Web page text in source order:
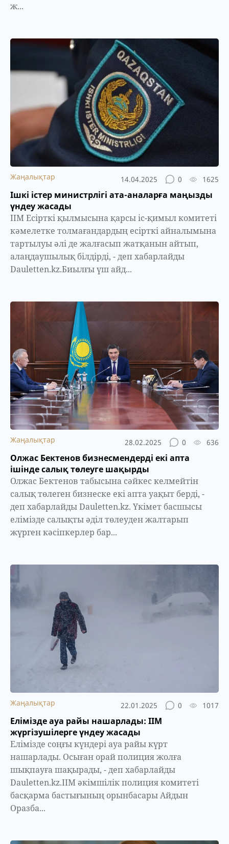
ж...
Жаңалықтар 14.04.2025 0 1625
Ішкі істер министрлігі ата-аналарға маңызды
үндеу жасады
ІІМ Есірткі қылмысына қарсы іс-қимыл комитеті
кәмелетке толмағандардың есірткі айналымына
тартылуы әлі де жалғасып жатқанын айтып,
алаңдаушылық білдірді, - деп хабарлайды
Dauletten.kz.Биылғы үш айд...
Жаңалықтар 28.02.2025 0 636
Олжас Бектенов бизнесмендерді екі апта
ішінде салық төлеуге шақырды
Олжас Бектенов табысына сәйкес келмейтін
салық төлеген бизнеске екі апта уақыт берді, -
деп хабарлайды Dauletten.kz. Үкімет басшысы
елімізде салықты әділ төлеуден жалтарып
жүрген кәсіпкерлер бар...
Жаңалықтар 22.01.2025 0 1017
Елімізде ауа райы нашарлады: ІІМ
жүргізушілерге үндеу жасады
Елімізде соңғы күндері ауа райы күрт
нашарлады. Осыған орай полиция жолға
шықпауға шақырады, - деп хабарлайды
Dauletten.kz.ІІМ әкімшілік полиция комитеті
басқарма бастығының орынбасары Айдын
Оразба...